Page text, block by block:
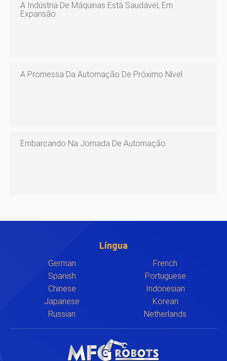
A Indústria De Máquinas Está Saudável, Em
Expansão
A Promessa Da Automação De Próximo Nível
Embarcando Na Jornada De Automação
Língua
German
French
Spanish
Portuguese
Chinese
Indonesian
Japanese
Korean
Russian
Netherlands